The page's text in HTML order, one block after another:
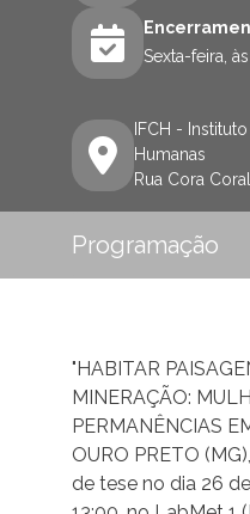
Sexta-feira,
IFCH -
Humanas
Rua Cora
Programação
"HABITAR
MINERAÇÃO:
PERMANÊNCIAS
OURO PRETO
de tese no dia 26